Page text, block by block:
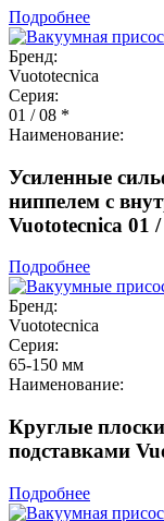
Подробнее
Бренд:
Vuototecnica
Серия:
01 / 08 *
Наименование:
Усиленные
ниппелем с
Vuototecnica 01 /
Подробнее
Бренд:
Vuototecnica
Серия:
65-150 мм
Наименование:
Круглые
подставками
Подробнее